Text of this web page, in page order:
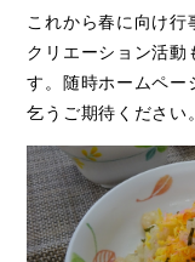
これから春に向け行
クリエーション活動
す。随時ホームペー
乞うご期待ください。